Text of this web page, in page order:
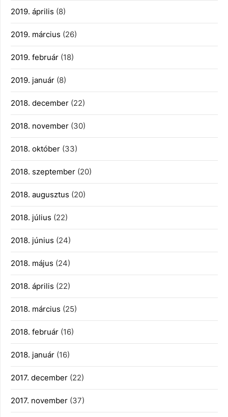
2019. április (8)
2019. március (26)
2019. február (18)
2019. január (8)
2018. december (22)
2018. november (30)
2018. október (33)
2018. szeptember (20)
2018. augusztus (20)
2018. július (22)
2018. június (24)
2018. május (24)
2018. április (22)
2018. március (25)
2018. február (16)
2018. január (16)
2017. december (22)
2017. november (37)